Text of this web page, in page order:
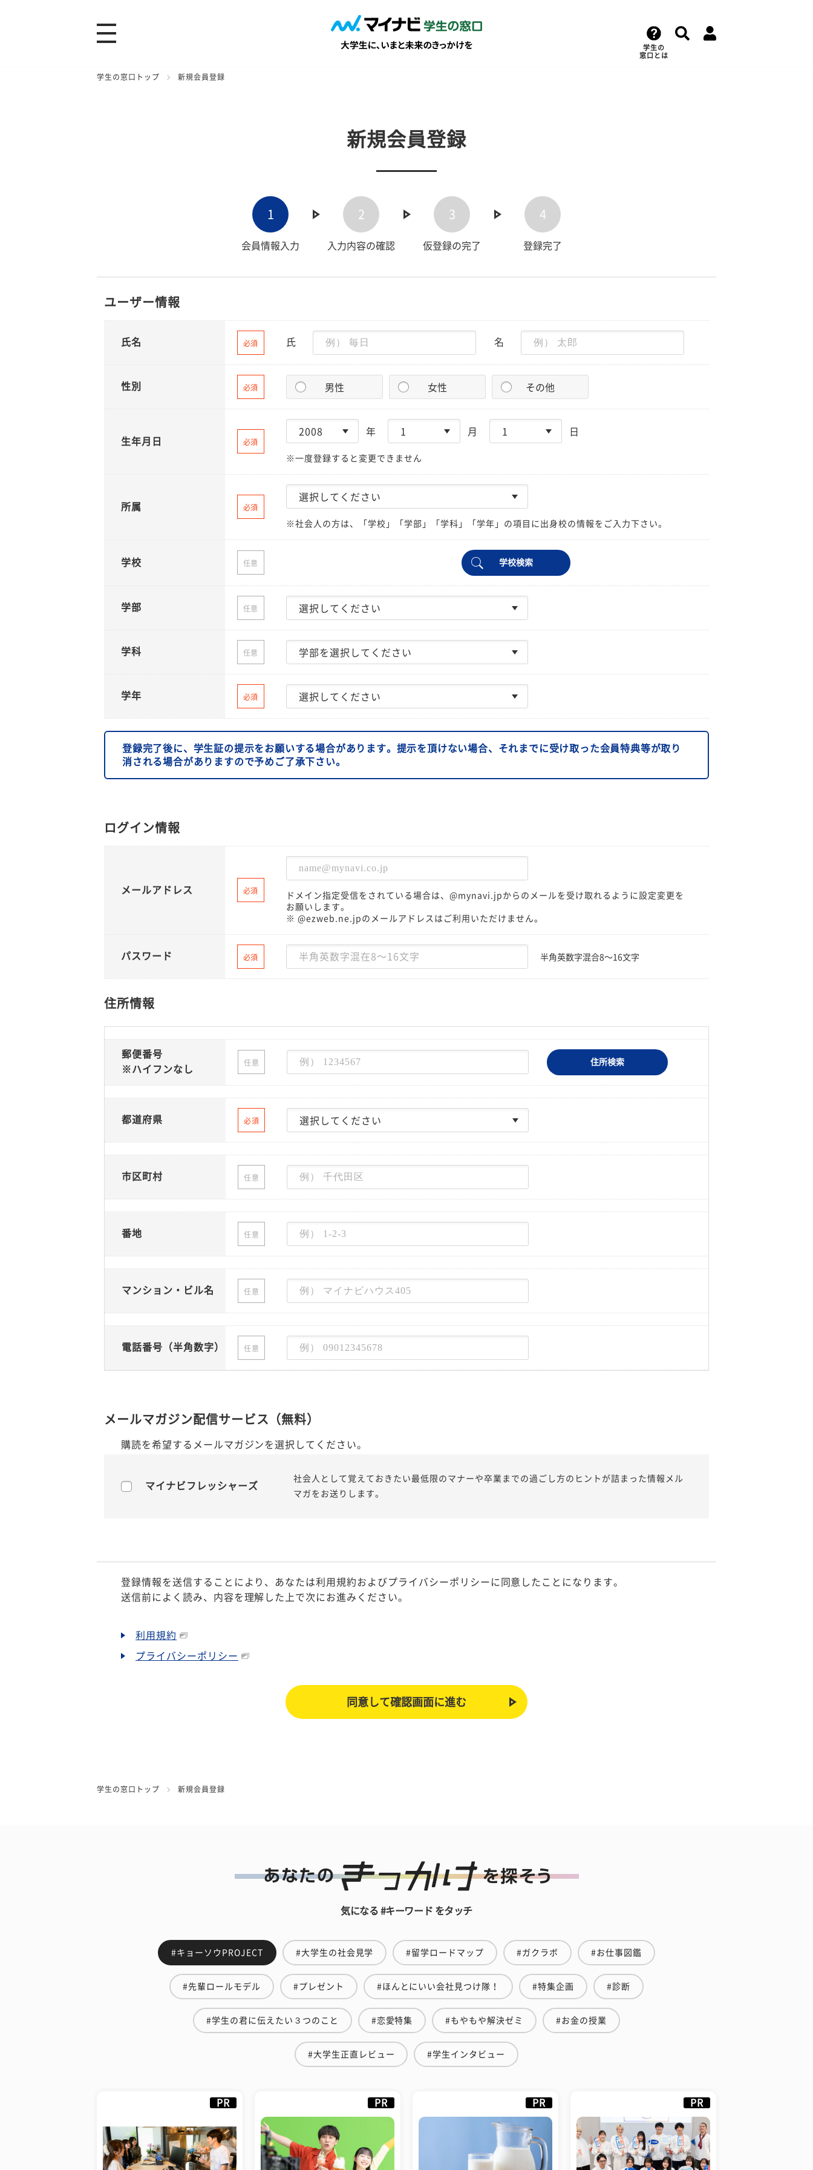
学生の
窓口とは
学生の窓口トップ 新規会員登録
新規会員登録
1
会員情報入力
2
入力内容の確認
3
仮登録の完了
4
登録完了
ユーザー情報
氏名 必須 氏 名
性別 必須 男性 女性 その他
生年月日 必須
年 月 日
※一度登録すると変更できません
所属 必須
※社会人の方は、「学校」「学部」「学科」「学年」の項目に出身校の情報をご入力下さい。
学校 任意 学校検索
学部 任意
学科 任意
学年 必須
登録完了後に、学生証の提示をお願いする場合があります。提示を頂けない場合、それまでに受け取った会員特典等が取り
消される場合がありますので予めご了承下さい。
ログイン情報
メールアドレス 必須
ドメイン指定受信をされている場合は、@mynavi.jpからのメールを受け取れるように設定変更を
お願いします。
※ @ezweb.ne.jpのメールアドレスはご利用いただけません。
パスワード 必須 半角英数字混合8〜16文字
住所情報
郵便番号
※ハイフンなし
任意 住所検索
都道府県 必須
市区町村 任意
番地 任意
マンション・ビル名 任意
電話番号（半角数字） 任意
メールマガジン配信サービス（無料）
購読を希望するメールマガジンを選択してください。
マイナビフレッシャーズ
社会人として覚えておきたい最低限のマナーや卒業までの過ごし方のヒントが詰まった情報メル
マガをお送りします。
登録情報を送信することにより、あなたは利用規約およびプライバシーポリシーに同意したことになります。
送信前によく読み、内容を理解した上で次にお進みください。
利用規約
プライバシーポリシー
学生の窓口トップ 新規会員登録
気になる #キーワード をタッチ
#キョーソウPROJECT #大学生の社会見学 #留学ロードマップ #ガクラボ #お仕事図鑑
#先輩ロールモデル #プレゼント #ほんとにいい会社見つけ隊！ #特集企画 #診断
#学生の君に伝えたい３つのこと #恋愛特集 #もやもや解決ゼミ #お金の授業
#大学生正直レビュー #学生インタビュー
PR PR PR PR